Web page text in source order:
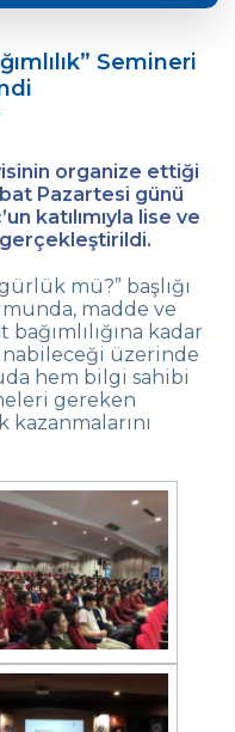
Sürecinin
Güven
Arboretumu’’
Coşkusu
Şampiyonu
Semineri
organize ettiği
Pazartesi günü
katılımıyla lise ve
gerçekleştirildi.
mü?” başlığı
madde ve
kadar
üzerinde
hem bilgi sahibi
gereken
kazanmalarını